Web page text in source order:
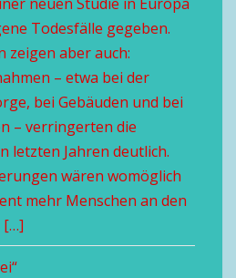
Todesfälle gegeben.
zeigen aber auch:
– etwa bei der
bei Gebäuden und bei
– verringerten die
letzten Jahren deutlich.
wären womöglich
mehr Menschen an den
[…]